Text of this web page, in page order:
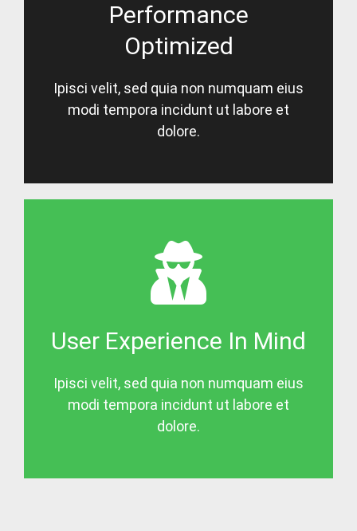
Performance
Optimized
Ipisci velit, sed quia non numquam eius
modi tempora incidunt ut labore et
dolore.
User Experience In Mind
Ipisci velit, sed quia non numquam eius
modi tempora incidunt ut labore et
dolore.